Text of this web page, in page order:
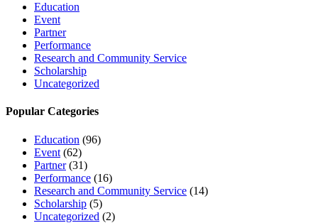
Education
Event
Partner
Performance
Research and Community Service
Scholarship
Uncategorized
Popular Categories
Education (96)
Event (62)
Partner(31)
Performance (16)
Research and Community Service (14)
Scholarship (5)
Uncategorized (2)